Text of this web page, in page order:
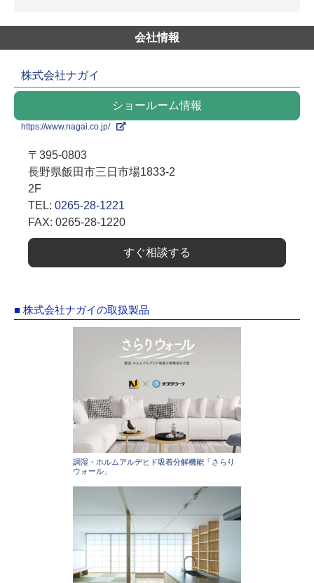
会社情報
株式会社ナガイ
ショールーム情報
https://www.nagai.co.jp/
〒395-0803
長野県飯田市三日市場1833-2
2F
TEL: 0265-28-1221
FAX: 0265-28-1220
すぐ相談する
■ 株式会社ナガイの取扱製品
調湿・ホルムアルデヒド吸着分解機能「さらり
ウォール」